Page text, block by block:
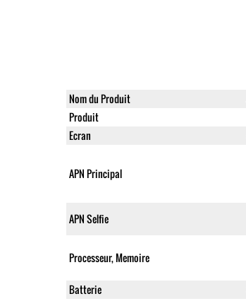
Nom du Produit
Produit
Ecran
APN Principal
APN Selfie
Processeur, Memoire
Batterie